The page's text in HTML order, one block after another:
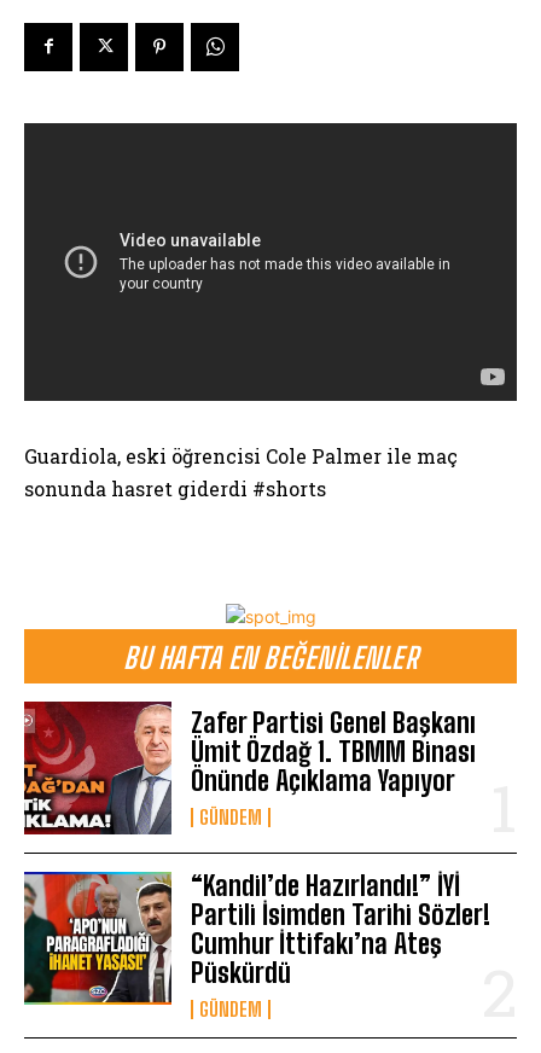
BU HAFTA EN BEĞENILENLER
Zafer Partisi Genel Başkanı
Ümit Özdağ 1. TBMM Binası
Önünde Açıklama Yapıyor
GÜNDEM
“Kandil’de Hazırlandı!” İYİ
Partili İsimden Tarihi Sözler!
Cumhur İttifakı’na Ateş
Püskürdü
GÜNDEM
Guardiola, eski öğrencisi Cole Palmer ile maç
sonunda hasret giderdi #shorts